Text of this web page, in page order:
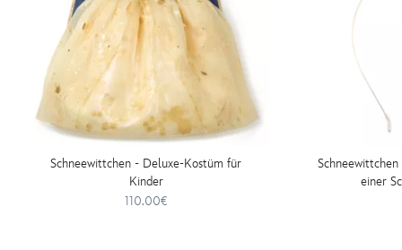
Schneewittchen - Deluxe-Kostüm für
Kinder
110.00€
einer